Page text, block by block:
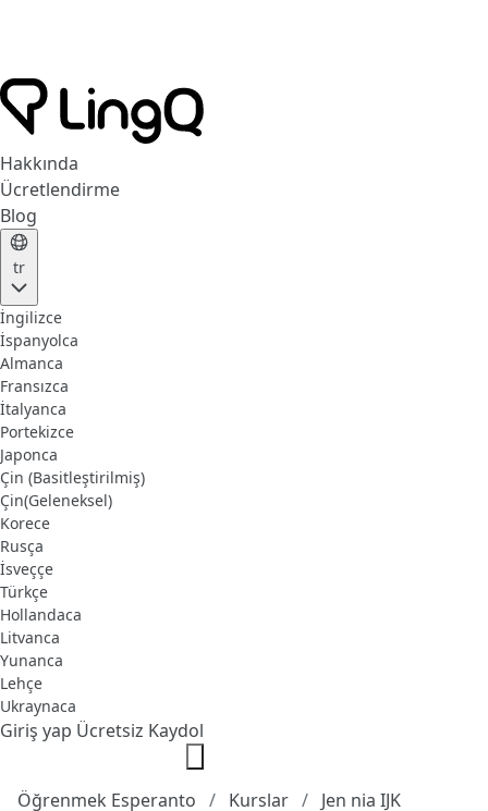
Hakkında
Ücretlendirme
Blog
tr
İngilizce
İspanyolca
Almanca
Fransızca
İtalyanca
Portekizce
Japonca
Çin (Basitleştirilmiş)
Çin(Geleneksel)
Korece
Rusça
İsveççe
Türkçe
Hollandaca
Litvanca
Yunanca
Lehçe
Ukraynaca
Giriş yap Ücretsiz Kaydol
Öğrenmek Esperanto Kurslar Jen nia IJK